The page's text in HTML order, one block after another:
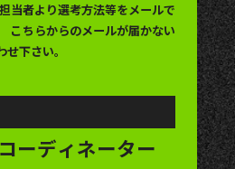
当者より選考方法等をメールで
こちらからのメールが届かない
下さい。